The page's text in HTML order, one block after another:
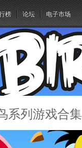
榜 论坛 电子市场
系列游戏合集